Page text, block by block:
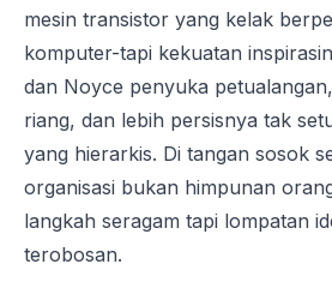
mesin transistor yang kelak
komputer-tapi kekuatan
dan Noyce penyuka
riang, dan lebih persisnya tak
yang hierarkis. Di tangan sosok
organisasi bukan himpunan
langkah seragam tapi lompatan
terobosan.